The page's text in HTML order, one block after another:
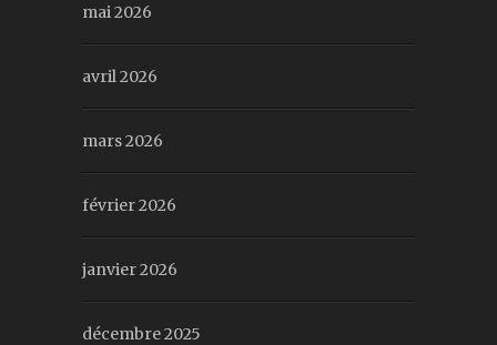
mai 2026
avril 2026
mars 2026
février 2026
janvier 2026
décembre 2025